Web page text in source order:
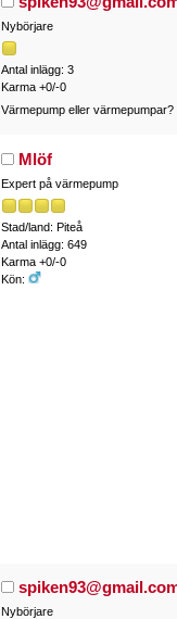
Nybörjare
Antal inlägg: 3
Karma +0/-0
Värmepump eller värmepumpar?
Mlöf
Expert på värmepump
Stad/land: Piteå
Antal inlägg: 649
Karma +0/-0
Kön:
Nybörjare